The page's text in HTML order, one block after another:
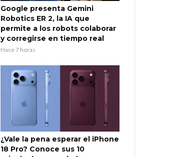
Google presenta Gemini
Robotics ER 2, la IA que
permite a los robots colaborar
y corregirse en tiempo real
Hace 7 horas
¿Vale la pena esperar el iPhone
18 Pro? Conoce sus 10